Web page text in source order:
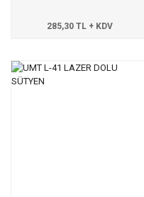
285,30 TL + KDV